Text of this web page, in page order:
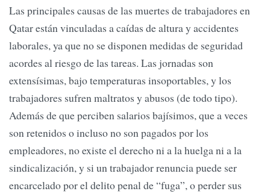
Las principales causas de las muertes de trabajadores en
Qatar están vinculadas a caídas de altura y accidentes
laborales, ya que no se disponen medidas de seguridad
acordes al riesgo de las tareas. Las jornadas son
extensísimas, bajo temperaturas insoportables, y los
trabajadores sufren maltratos y abusos (de todo tipo).
Además de que perciben salarios bajísimos, que a veces
son retenidos o incluso no son pagados por los
empleadores, no existe el derecho ni a la huelga ni a la
sindicalización, y si un trabajador renuncia puede ser
encarcelado por el delito penal de “fuga”, o perder sus